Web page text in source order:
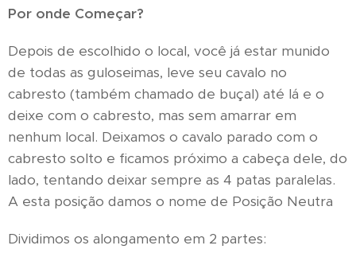
Por onde Começar?
Depois de escolhido o local, você já estar munido
de todas as guloseimas, leve seu cavalo no
cabresto (também chamado de buçal) até lá e o
deixe com o cabresto, mas sem amarrar em
nenhum local. Deixamos o cavalo parado com o
cabresto solto e ficamos próximo a cabeça dele, do
lado, tentando deixar sempre as 4 patas paralelas.
A esta posição damos o nome de Posição Neutra
Dividimos os alongamento em 2 partes: